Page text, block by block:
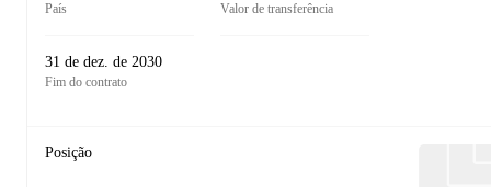
País Valor de transferência
31 de dez. de 2030
Fim do contrato
Posição